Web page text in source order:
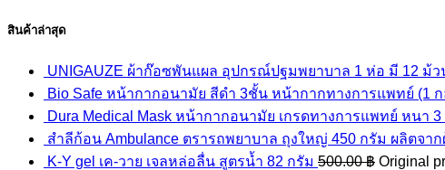
สินค้าล่าสุด
UNIGAUZE ผ้าก๊อซพันแผล อุปกรณ์ปฐมพยาบาล 1 ห่อ มี 12 ม้ว
Bio Safe หน้ากากอนามัย สีดำ 3ชั้น หน้ากากทางการแพทย์ (1
Dura Medical Mask หน้ากากอนามัย เกรดทางการแพทย์ หนา 3
สำลีก้อน Ambulance ตรารถพยาบาล ถุงใหญ่ 450 กรัม ผลิตจา
K-Y gel เค-วาย เจลหล่อลื่น สูตรน้ำ 82 กรัม 500.00฿ Original